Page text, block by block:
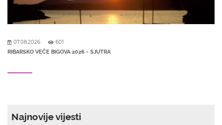
07.08.2026 601
RIBARSKO VEČE BIGOVA 2026 - SJUTRA
Najnovije vijesti